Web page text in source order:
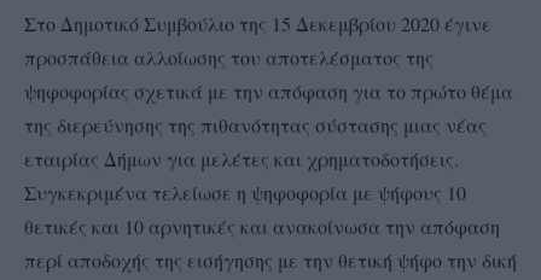
Στο Δημοτικό Συμβούλιο της 15 Δεκεμβρίου 2020 έγινε
προσπάθεια αλλοίωσης του αποτελέσματος της
ψηφοφορίας σχετικά με την απόφαση για το πρώτο θέμα
της διερεύνησης της πιθανότητας σύστασης μιας νέας
εταιρίας Δήμων για μελέτες και χρηματοδοτήσεις.
Συγκεκριμένα τελείωσε η ψηφοφορία με ψήφους 10
θετικές και 10 αρνητικές και ανακοίνωσα την απόφαση
περί αποδοχής της εισήγησης με την θετική ψήφο την δική